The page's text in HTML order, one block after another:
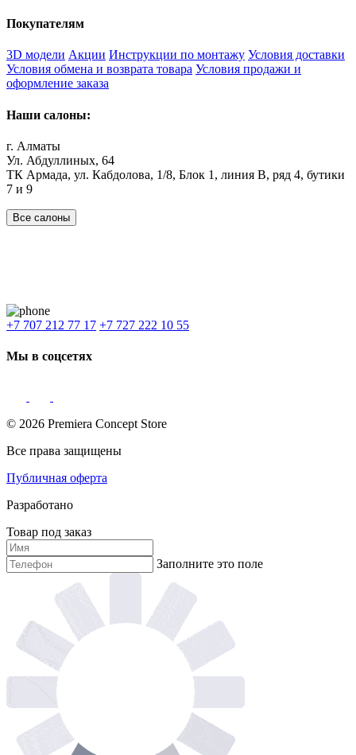
Покупателям
3D модели Акции Инструкции по монтажу Условия доставки
Условия обмена и возврата товара Условия продажи и
оформление заказа
Наши салоны:
г. Алматы
Ул. Абдуллиных, 64
ТК Армада, ул. Кабдолова, 1/8, Блок 1, линия В, ряд 4, бутики
7 и 9
Все салоны
+7 707 212 77 17 +7 727 222 10 55
Мы в соцсетях
© 2026 Premiera Concept Store
Все права защищены
Публичная оферта
Разработано
Товар под заказ
Заполните это поле